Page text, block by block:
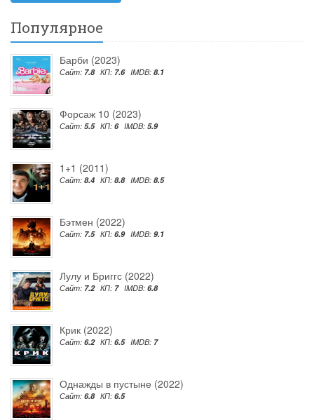
Популярное
Барби (2023)
Сайт: 7.8 КП: 7.6 IMDB: 8.1
Форсаж 10 (2023)
Сайт: 5.5 КП: 6 IMDB: 5.9
1+1 (2011)
Сайт: 8.4 КП: 8.8 IMDB: 8.5
Бэтмен (2022)
Сайт: 7.5 КП: 6.9 IMDB: 9.1
Лулу и Бриггс (2022)
Сайт: 7.2 КП: 7 IMDB: 6.8
Крик (2022)
Сайт: 6.2 КП: 6.5 IMDB: 7
Однажды в пустыне (2022)
Сайт: 6.8 КП: 6.5